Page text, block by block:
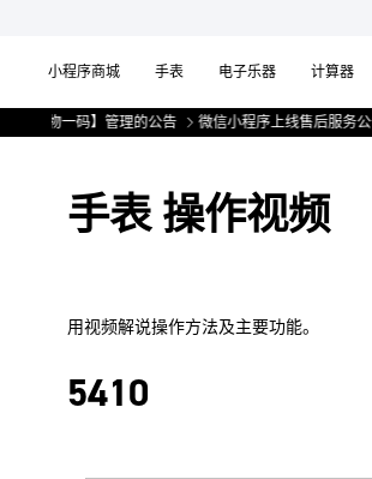
小程序商城 手表 电子乐器 计算器
一物一码】管理的公告 微信小程序上线售后服务公告
手表 操作视频
用视频解说操作方法及主要功能。
5410